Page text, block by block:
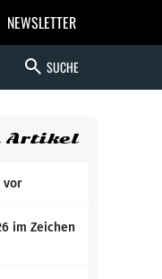
NEWSLETTER
search SUCHE
Artikel
vor
im Zeichen